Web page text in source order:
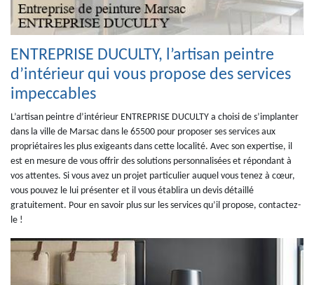
ENTREPRISE DUCULTY, l’artisan peintre
d’intérieur qui vous propose des services
impeccables
L’artisan peintre d’intérieur ENTREPRISE DUCULTY a choisi de s’implanter
dans la ville de Marsac dans le 65500 pour proposer ses services aux
propriétaires les plus exigeants dans cette localité. Avec son expertise, il
est en mesure de vous offrir des solutions personnalisées et répondant à
vos attentes. Si vous avez un projet particulier auquel vous tenez à cœur,
vous pouvez le lui présenter et il vous établira un devis détaillé
gratuitement. Pour en savoir plus sur les services qu’il propose, contactez-
le !